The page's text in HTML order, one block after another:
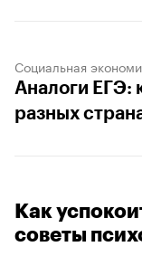
Социальная
Аналоги ЕГЭ:
разных
Как
советы